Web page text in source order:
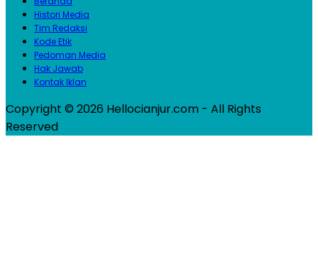
Histori Media
Tim Redaksi
Kode Etik
Pedoman Media
Hak Jawab
Kontak Iklan
Copyright © 2026 Hellocianjur.com - All Rights
Reserved